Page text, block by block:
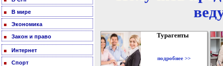
В мире
Экономика
Закон и право
Интернет
Спорт
Турагенты
подробнее >>